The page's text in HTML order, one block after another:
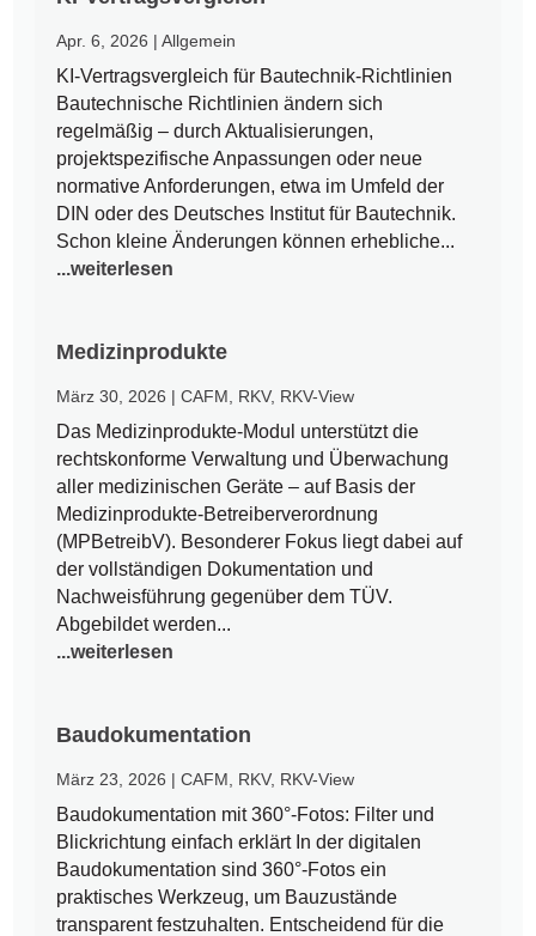
Apr. 6, 2026 |Allgemein
KI-Vertragsvergleich für Bautechnik-Richtlinien
Bautechnische Richtlinien ändern sich
regelmäßig – durch Aktualisierungen,
projektspezifische Anpassungen oder neue
normative Anforderungen, etwa im Umfeld der
DIN oder des Deutsches Institut für Bautechnik.
Schon kleine Änderungen können erhebliche...
...weiterlesen
Medizinprodukte
März 30, 2026 |CAFM RKV, RKV-View
Das Medizinprodukte-Modul unterstützt die
rechtskonforme Verwaltung und Überwachung
aller medizinischen Geräte – auf Basis der
Medizinprodukte-Betreiberverordnung
(MPBetreibV). Besonderer Fokus liegt dabei auf
der vollständigen Dokumentation und
Nachweisführung gegenüber dem TÜV.
Abgebildet werden...
...weiterlesen
Baudokumentation
März 23, 2026 |CAFM RKV, RKV-View
Baudokumentation mit 360°-Fotos: Filter und
Blickrichtung einfach erklärt In der digitalen
Baudokumentation sind 360°-Fotos ein
praktisches Werkzeug, um Bauzustände
transparent festzuhalten. Entscheidend für die